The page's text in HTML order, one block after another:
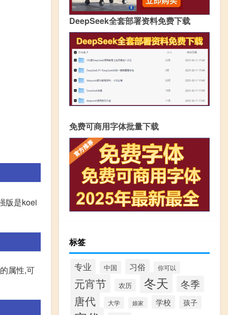
版是koei
属性,可
DeepSeek全套部署资料免费下载
免费可商用字体批量下载
标签
专业 中国 习俗 你可以
元宵节 农历 冬天 冬季
唐代 大学 娘家 学校 孩子